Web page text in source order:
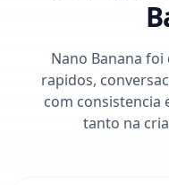
Nano Banana
rapidos,
com consistencia
tanto na